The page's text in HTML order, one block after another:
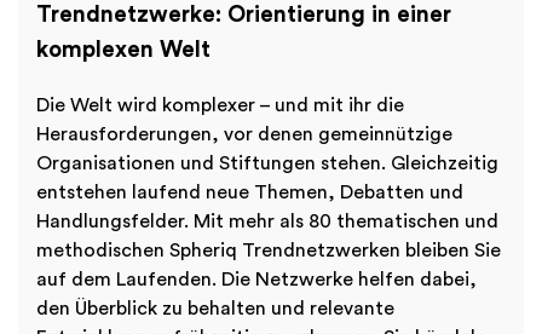
Trendnetzwerke: Orientierung in einer
komplexen Welt
Die Welt wird komplexer – und mit ihr die
Herausforderungen, vor denen gemeinnützige
Organisationen und Stiftungen stehen. Gleichzeitig
entstehen laufend neue Themen, Debatten und
Handlungsfelder. Mit mehr als 80 thematischen und
methodischen Spheriq Trendnetzwerken bleiben Sie
auf dem Laufenden. Die Netzwerke helfen dabei,
den Überblick zu behalten und relevante